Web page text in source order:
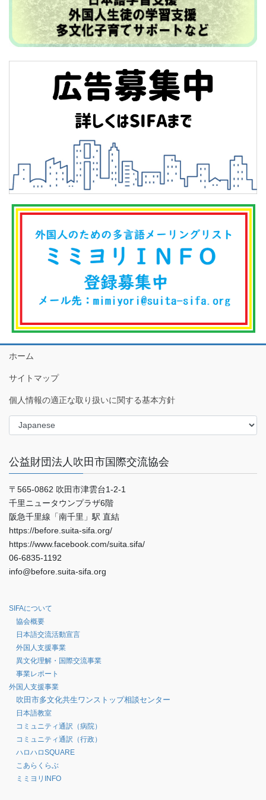
ホーム
サイトマップ
個人情報の適正な取り扱いに関する基本方針
公益財団法人吹田市国際交流協会
〒565-0862 吹田市津雲台1-2-1
千里ニュータウンプラザ6階
阪急千里線「南千里」駅 直結
https://before.suita-sifa.org/
https://www.facebook.com/suita.sifa/
06-6835-1192
info@before.suita-sifa.org
SIFAについて
協会概要
日本語交流活動宣言
外国人支援事業
異文化理解・国際交流事業
事業レポート
外国人支援事業
吹田市多文化共生ワンストップ相談センター
日本語教室
コミュニティ通訳（病院）
コミュニティ通訳（行政）
ハロハロSQUARE
こあらくらぶ
ミミヨリINFO